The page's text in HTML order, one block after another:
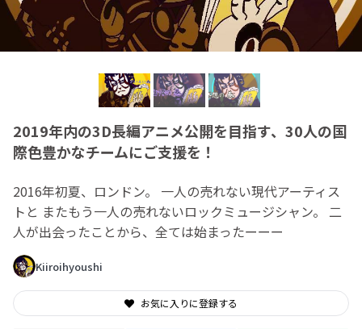
2019年内の3D長編アニメ公開を目指す、30人の国
際色豊かなチームにご支援を！
2016年初夏、ロンドン。 一人の売れない現代アーティス
トと またもう一人の売れないロックミュージシャン。 二
人が出会ったことから、全ては始まったーーー
Kiiroihyoushi
お気に入りに登録する